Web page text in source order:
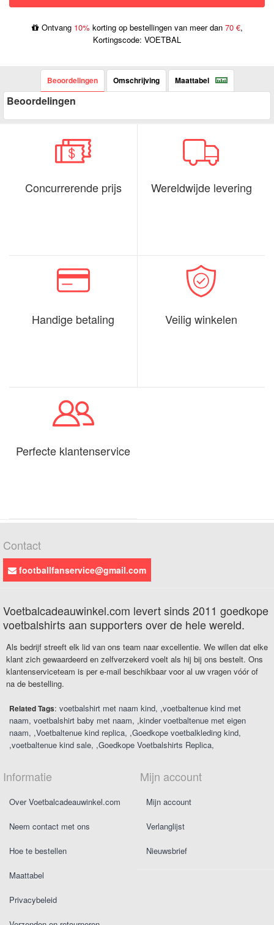
Ontvang 10% korting op bestellingen van meer dan 70 €,
Kortingscode: VOETBAL
Beoordelingen Omschrijving Maattabel
Beoordelingen
Concurrerende prijs Wereldwijde levering
Handige betaling Veilig winkelen
Perfecte klantenservice
Contact
footballfanservice@gmail.com
Voetbalcadeauwinkel.com levert sinds 2011 goedkope
voetbalshirts aan supporters over de hele wereld.
Als bedrijf streeft elk lid van ons team naar excellentie. We willen dat elke
klant zich gewaardeerd en zelfverzekerd voelt als hij bij ons bestelt. Ons
klantenserviceteam is per e-mail beschikbaar voor al uw vragen vóór of
na de bestelling.
Related Tags: voetbalshirt met naam kind ,voetbaltenue kind met
naam voetbalshirt baby met naam ,kinder voetbaltenue met eigen
naam ,Voetbaltenue kind replica ,Goedkope voetbalkleding kind
,voetbaltenue kind sale ,Goedkope Voetbalshirts Replica
Informatie
Over Voetbalcadeauwinkel.com
Neem contact met ons
Hoe te bestellen
Maattabel
Privacybeleid
Mijn account
Mijn account
Verlanglijst
Nieuwsbrief